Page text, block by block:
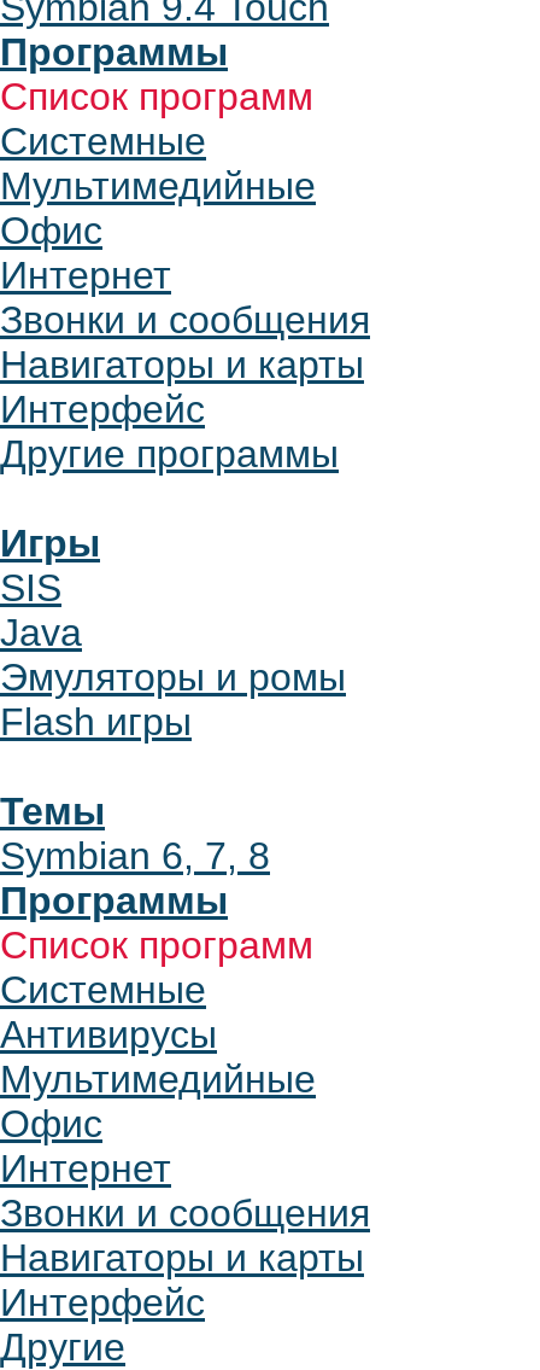
Программы
Список программ
Системные
Мультимедийные
Офис
Интернет
Звонки и сообщения
Навигаторы и карты
Интерфейс
Другие программы
Игры
SIS
Java
Эмуляторы и ромы
Flash игры
Темы
Symbian 6, 7, 8
Программы
Список программ
Системные
Антивирусы
Мультимедийные
Офис
Интернет
Звонки и сообщения
Навигаторы и карты
Интерфейс
Другие